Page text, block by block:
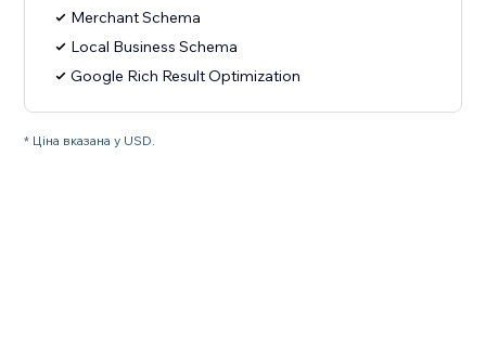
Merchant Schema
Local Business Schema
Google Rich Result Optimization
* Ціна вказана у USD.